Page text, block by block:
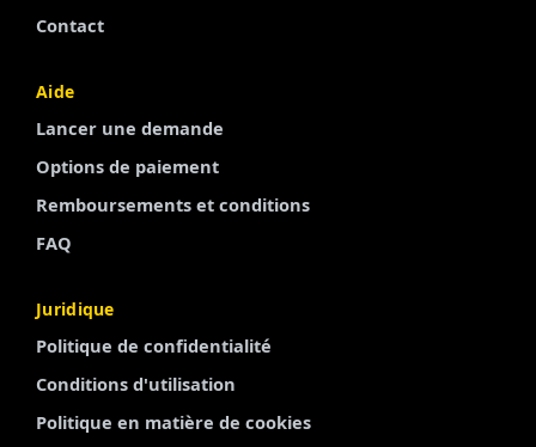
Contact
Aide
Lancer une demande
Options de paiement
Remboursements et conditions
FAQ
Juridique
Politique de confidentialité
Conditions d'utilisation
Politique en matière de cookies